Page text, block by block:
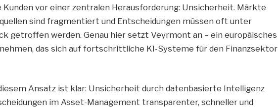
vor einer zentralen Herausforderung: Unsicherheit. Märkte
sind fragmentiert und Entscheidungen müssen oft unter
getroffen werden. Genau hier setzt Veyrmont an – ein europäisches
das sich auf fortschrittliche KI-Systeme für den Finanzsektor
Ansatz ist klar: Unsicherheit durch datenbasierte Intelligenz
im Asset-Management transparenter, schneller und